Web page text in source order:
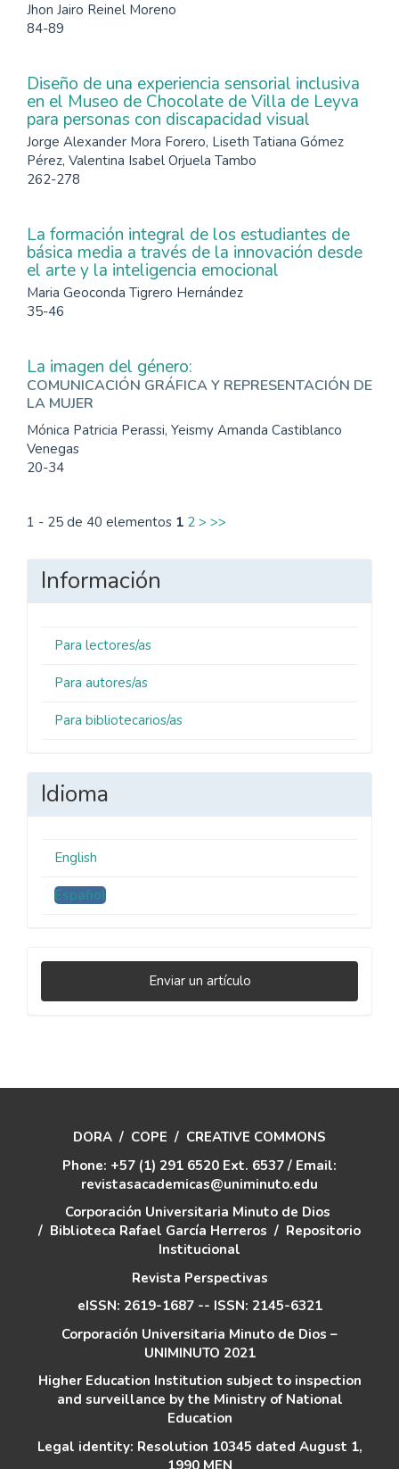
Jhon Jairo Reinel Moreno
84-89
Diseño de una experiencia sensorial inclusiva
en el Museo de Chocolate de Villa de Leyva
para personas con discapacidad visual
Jorge Alexander Mora Forero, Liseth Tatiana Gómez
Pérez, Valentina Isabel Orjuela Tambo
262-278
La formación integral de los estudiantes de
básica media a través de la innovación desde
el arte y la inteligencia emocional
Maria Geoconda Tigrero Hernández
35-46
La imagen del género:
COMUNICACIÓN GRÁFICA Y REPRESENTACIÓN DE
LA MUJER
Mónica Patricia Perassi, Yeismy Amanda Castiblanco
Venegas
20-34
1 - 25 de 40 elementos 1 2 > >>
Información
Para lectores/as
Para autores/as
Para bibliotecarios/as
Idioma
English
Español
Enviar
un
Enviar un artículo
DORA / COPE / CREATIVE COMMONS
Phone: +57 (1) 291 6520 Ext. 6537 / Email:
revistasacademicas@uniminuto.edu
Corporación Universitaria Minuto de Dios
/ Biblioteca Rafael García Herreros / Repositorio
Institucional
Revista Perspectivas
eISSN: 2619-1687 -- ISSN: 2145-6321
Corporación Universitaria Minuto de Dios –
UNIMINUTO 2021
Higher Education Institution subject to inspection
and surveillance by the Ministry of National
Education
Legal identity: Resolution 10345 dated August 1,
1990 MEN